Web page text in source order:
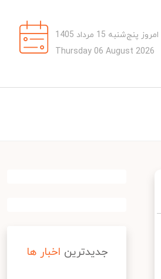
امروز پنج‌شنبه 15 مرداد 1405
Thursday 06 August 2026
جدیدترین اخبار ها